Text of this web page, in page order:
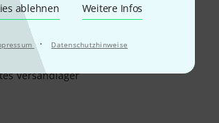
ablehnen Weitere Infos
· Datenschutzhinweise
Fachexperten
Versandlager